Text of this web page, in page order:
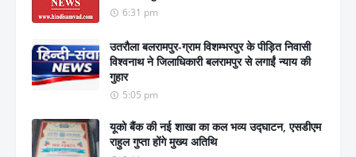
6:31 pm
उतरौला बलरामपुर-ग्राम विशम्भरपुर के पीड़ित निवासी
विश्वनाथ ने जिलाधिकारी बलरामपुर से लगाईं न्याय की
गुहार
5:05 pm
यूको बैंक की नई शाखा का कल भव्य उद्घाटन, एसडीएम
राहुल गुप्ता होंगे मुख्य अतिथि